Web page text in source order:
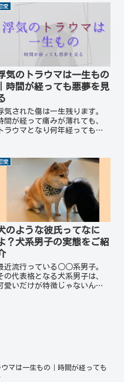
気なんてくそくらえ。
愛
気のトラウマは一生もの
｜時間が経っても悪夢を見
気された傷は一生残ります。
間が経って痛みが薄れても、
トラウマとなり何年経っても悪
気のトラウマに苦しんでいて
んでいる人、浮気くらいと軽
い気持ちで浮気をしてしまって
いる人、全員に読んでほしい記
事です。
愛
のような彼氏ってなに
？犬系男子の実態をご紹
近流行っている○○系男子。
の代表格となる犬系男子は、
愛いだけが特徴じゃないんで
マは一生もの｜時間が経っても